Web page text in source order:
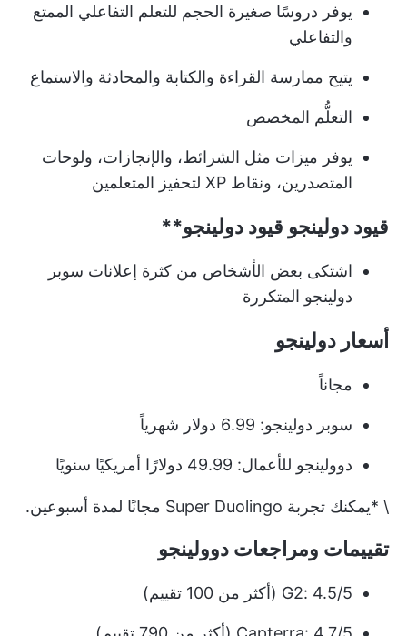
يوفر دروسًا صغيرة الحجم للتعلم التفاعلي الممتع
والتفاعلي
يتيح ممارسة القراءة والكتابة والمحادثة والاستماع
التعلُّم المخصص
يوفر ميزات مثل الشرائط، والإنجازات، ولوحات
المتصدرين، ونقاط XP لتحفيز المتعلمين
قيود دولينجو قيود دولينجو**
اشتكى بعض الأشخاص من كثرة إعلانات سوبر
دولينجو المتكررة
أسعار دولينجو
مجاناً
سوبر دولينجو: 6.99 دولار شهرياً
دوولينجو للأعمال: 49.99 دولارًا أمريكيًا سنويًا
\ *يمكنك تجربة Super Duolingo مجانًا لمدة أسبوعين.
تقييمات ومراجعات دوولينجو
G2: 4.5/5 (أكثر من 100 تقييم)